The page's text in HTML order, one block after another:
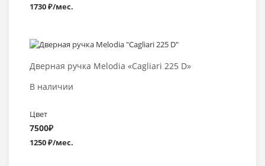
1730 ₽/мес.
Дверная ручка Melodia «Cagliari 225 D»
В наличии
Цвет
7500₽
1250 ₽/мес.
Выбрать >